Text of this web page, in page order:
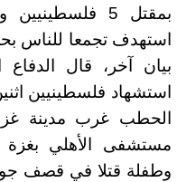
بمقتل 5
استهدف تجمعا للناس
بيان آخر، قال
استشهاد فلسطينيين
الحطب غرب مدينة
مستشفى الأهلي بغزة
وطفلة قتلا في قصف